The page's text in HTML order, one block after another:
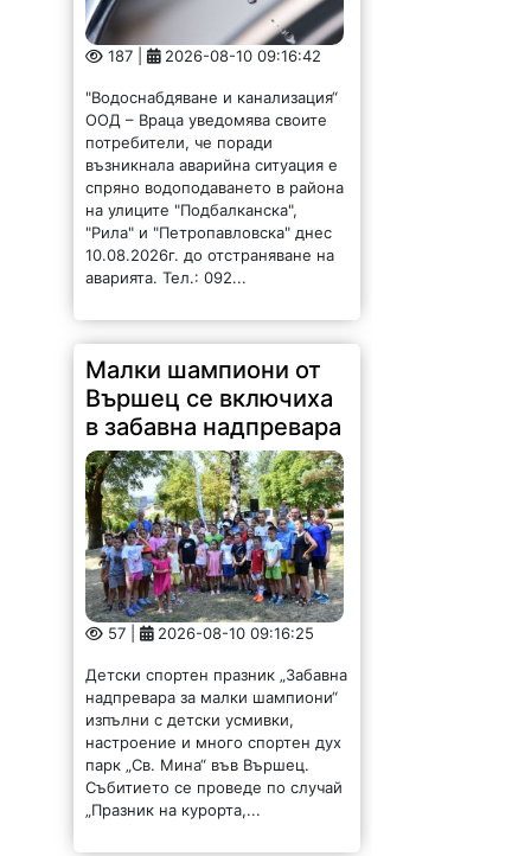
187 | 2026-08-10 09:16:42
"Водоснабдяване и канализация“
ООД – Враца уведомява своите
потребители, че поради
възникнала аварийна ситуация е
спряно водоподаването в района
на улиците "Подбалканска",
"Рила" и "Петропавловска" днес
10.08.2026г. до отстраняване на
аварията. Тел.: 092...
Малки шампиони от
Вършец се включиха
в забавна надпревара
57 | 2026-08-10 09:16:25
Детски спортен празник „Забавна
надпревара за малки шампиони“
изпълни с детски усмивки,
настроение и много спортен дух
парк „Св. Мина“ във Вършец.
Събитието се проведе по случай
„Празник на курорта,...